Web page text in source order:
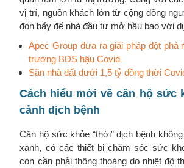
vị trí, nguồn khách lớn từ cộng đồng
đòn bẩy để nhà đầu tư mở hầu bao với
Apec Group đưa ra giải pháp đột phá
trường BĐS hậu Covid
Săn nhà đất dưới 1,5 tỷ đồng thời
Cách hiểu mới về căn hộ sức
cảnh dịch bệnh
Căn hộ sức khỏe “thời” dịch bệnh
xanh, có các thiết bị chăm sóc sức
còn cần phải thông thoáng do nhiệt độ